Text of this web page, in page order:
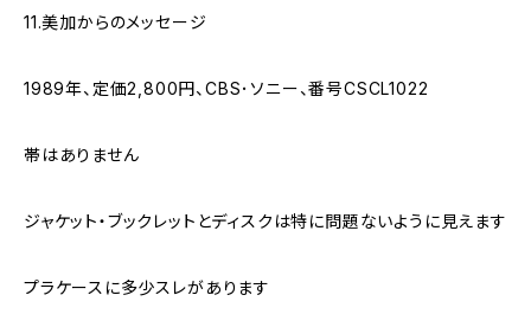
11.美加からのメッセージ
1989年、定価2,800円、CBS･ソニー、番号CSCL1022
帯はありません
ジャケット・ブックレットとディスクは特に問題ないように見えます
プラケースに多少スレがあります